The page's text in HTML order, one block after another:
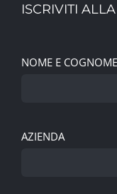
ISCRIVITI
NOME E COGNOME
AZIENDA